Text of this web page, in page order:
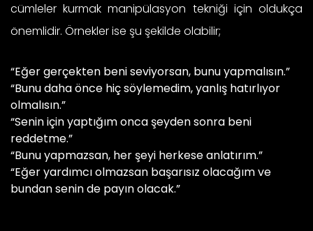
cümleler kurmak manipülasyon tekniği için oldukça
önemlidir. Örnekler ise şu şekilde olabilir;
“Eğer gerçekten beni seviyorsan, bunu yapmalısın.”
“Bunu daha önce hiç söylemedim, yanlış hatırlıyor
olmalısın.”
“Senin için yaptığım onca şeyden sonra beni
reddetme.”
“Bunu yapmazsan, her şeyi herkese anlatırım.”
“Eğer yardımcı olmazsan başarısız olacağım ve
bundan senin de payın olacak.”